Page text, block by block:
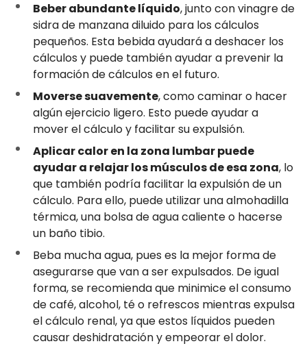
Beber abundante líquido, junto con vinagre de
sidra de manzana diluido para los cálculos
pequeños. Esta bebida ayudará a deshacer los
cálculos y puede también ayudar a prevenir la
formación de cálculos en el futuro.
Moverse suavemente, como caminar o hacer
algún ejercicio ligero. Esto puede ayudar a
mover el cálculo y facilitar su expulsión.
Aplicar calor en la zona lumbar puede
ayudar a relajar los músculos de esa zona, lo
que también podría facilitar la expulsión de un
cálculo. Para ello, puede utilizar una almohadilla
térmica, una bolsa de agua caliente o hacerse
un baño tibio.
Beba mucha agua, pues es la mejor forma de
asegurarse que van a ser expulsados. De igual
forma, se recomienda que minimice el consumo
de café, alcohol, té o refrescos mientras expulsa
el cálculo renal, ya que estos líquidos pueden
causar deshidratación y empeorar el dolor.